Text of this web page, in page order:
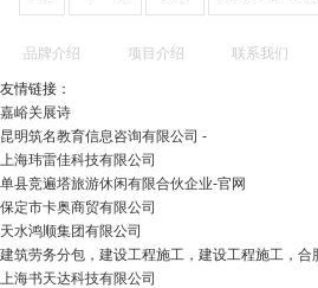
品牌介绍 项目介绍 联系我们
友情链接：
嘉峪关展诗
昆明筑名教育信息咨询有限公司 -
上海玮雷佳科技有限公司
单县竞遍塔旅游休闲有限合伙企业-官网
保定市卡奥商贸有限公司
天水鸿顺集团有限公司
建筑劳务分包，建设工程施工，建设工程施工，合
上海书天达科技有限公司